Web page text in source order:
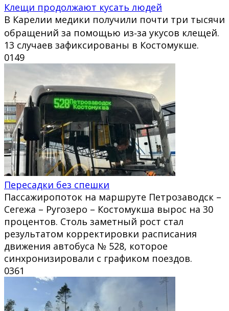
Клещи продолжают кусать людей
В Карелии медики получили почти три тысячи
обращений за помощью из‑за укусов клещей.
13 случаев зафиксированы в Костомукше.
0149
Пересадки без спешки
Пассажиропоток на маршруте Петрозаводск –
Сегежа – Ругозеро – Костомукша вырос на 30
процентов. Столь заметный рост стал
результатом корректировки расписания
движения автобуса № 528, которое
синхронизировали с графиком поездов.
0361